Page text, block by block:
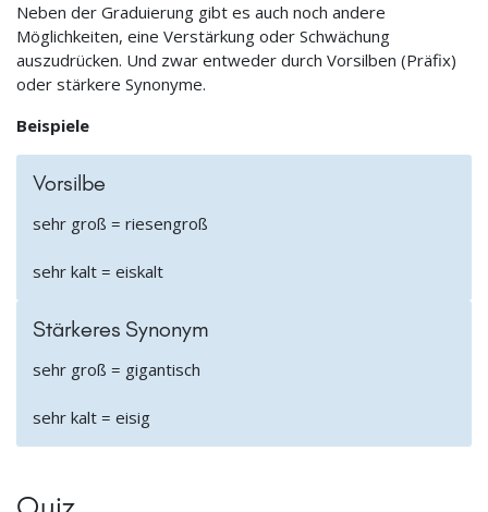
Neben der Graduierung gibt es auch noch andere
Möglichkeiten, eine Verstärkung oder Schwächung
auszudrücken. Und zwar entweder durch Vorsilben (Präfix)
oder stärkere Synonyme.
Beispiele
Vorsilbe
sehr groß = riesengroß
sehr kalt = eiskalt
Stärkeres Synonym
sehr groß = gigantisch
sehr kalt = eisig